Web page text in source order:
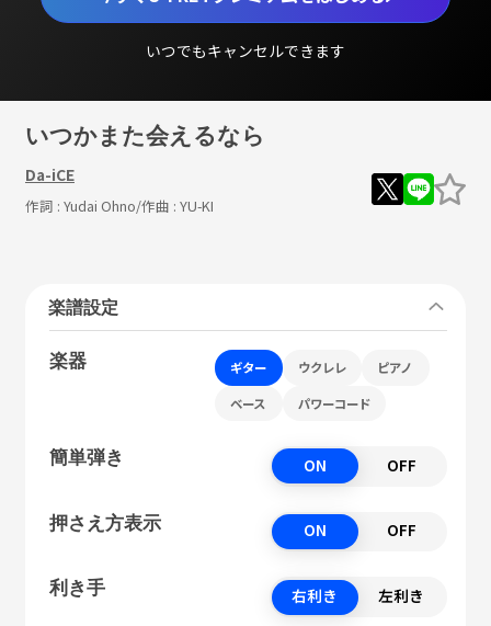
いつでもキャンセルできます
いつかまた会えるなら
Da-iCE
作詞 : Yudai Ohno/作曲 : YU-KI
楽譜設定
楽器 ギター ウクレレ ピアノ
ベース パワーコード
簡単弾き ON OFF
押さえ方表示 ON OFF
利き手 右利き 左利き